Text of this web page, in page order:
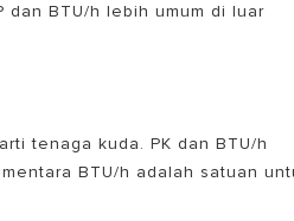
dan BTU/h lebih umum di luar
tenaga kuda. PK dan BTU/h
BTU/h adalah satuan